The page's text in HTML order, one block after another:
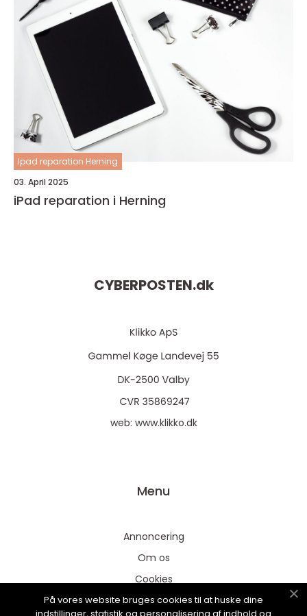
Ipad reparation Herning
03. April 2025
iPad reparation i Herning
CYBERPOSTEN.dk
web: www.klikko.dk
Menu
Annoncering
Om os
Cookies
Kontakt os
På vores website bruges cookies til at huske dine